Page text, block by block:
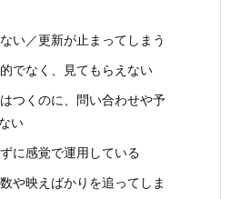
い／更新が止まってしまう
でなく、見てもらえない
つくのに、問い合わせや予
い
に感覚で運用している
や映えばかりを追ってしま